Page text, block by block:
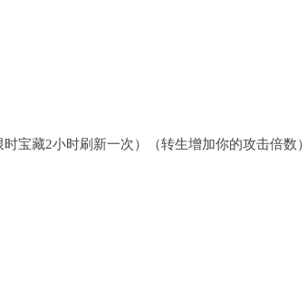
宝藏2小时刷新一次）（转生增加你的攻击倍数